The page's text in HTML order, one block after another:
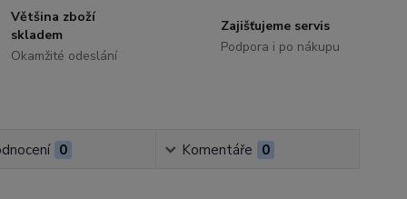
Většina zboží
skladem
Okamžité odeslání
Zajišťujeme servis
Podpora i po nákupu
0 Komentáře 0